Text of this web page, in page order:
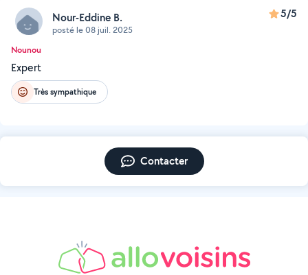
Nour-Eddine B.
posté le 08 juil. 2025
5/5
Nounou
Expert
Très sympathique
Contacter